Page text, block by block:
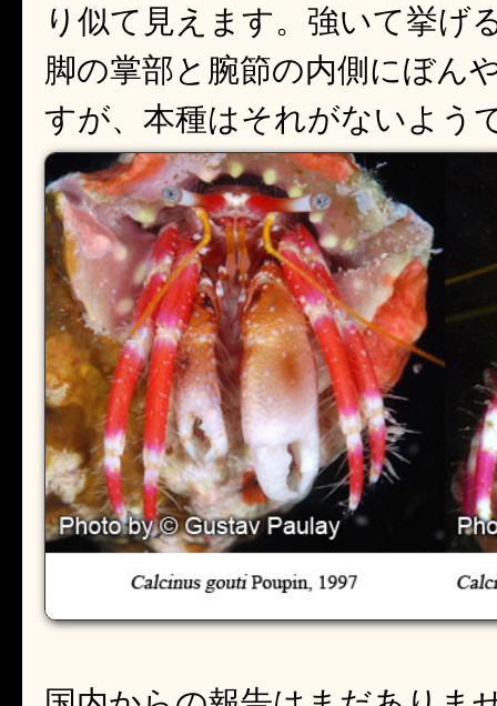
り似て見えます。強いて挙げ
脚の掌部と腕節の内側にぼん
すが、本種はそれがないよう